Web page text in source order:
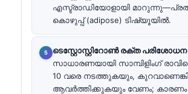
എസ്ട്രാഡിയോളായി
കൊഴുപ്പ് (adipose) ടിഷ്യൂയിൽ.
ടെസ്റ്റോസ്റ്റിറോൺ രക്ത പരിശോധന
സാധാരണയായി സാമ്പിളിംഗ്
10 വരെ നടത്തുകയും,
ആവർത്തിക്കുകയും വേണം; കാരണം